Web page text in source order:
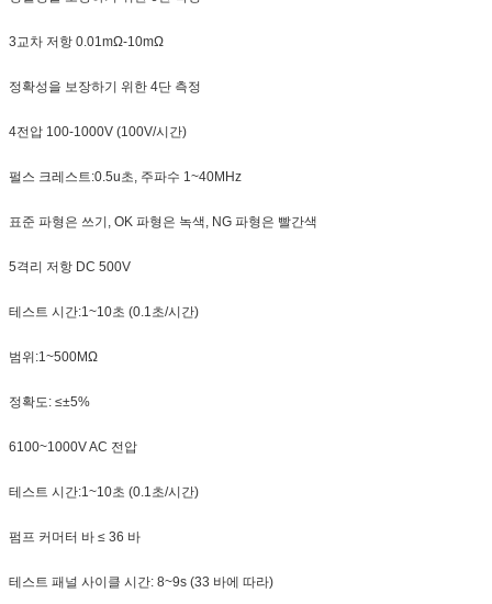
3교차 저항 0.01mΩ-10mΩ
정확성을 보장하기 위한 4단 측정
4전압 100-1000V (100V/시간)
펄스 크레스트:0.5u초, 주파수 1~40MHz
표준 파형은 쓰기, OK 파형은 녹색, NG 파형은 빨간색
5격리 저항 DC 500V
테스트 시간:1~10초 (0.1초/시간)
범위:1~500MΩ
정확도: ≤±5%
6100~1000V AC 전압
테스트 시간:1~10초 (0.1초/시간)
펌프 커머터 바 ≤ 36 바
테스트 패널 사이클 시간: 8~9s (33 바에 따라)